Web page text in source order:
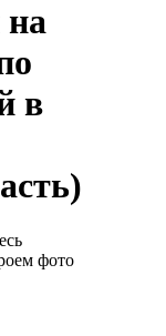
на
в
фото